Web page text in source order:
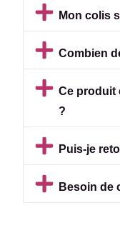
Mon colis
Combien
Ce produit
?
Puis-je
Besoin de